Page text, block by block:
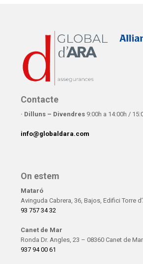
Contacte
· Dilluns – Divendres 9:00h a 14:00h /
info@globaldara.com
On estem
Mataró
Avinguda Cabrera, 36, Bajos, Edifici Torre
93 757 34 32
Canet de Mar
Ronda Dr. Angles, 23 – 08360 Canet de Mar
937 94 00 61